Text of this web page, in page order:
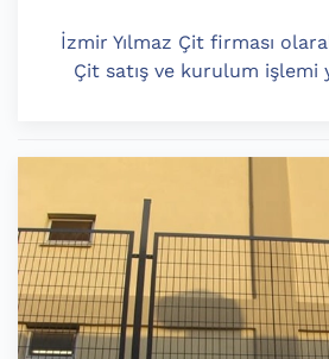
İzmir Yılmaz Çit firması
Çit satış ve kurulum işlemi